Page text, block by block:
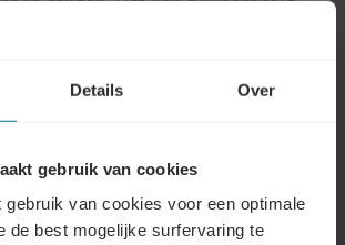
Details Over
gebruik van cookies
van cookies voor een optimale
de best mogelijke surfervaring te
een premie, een aanpassing van